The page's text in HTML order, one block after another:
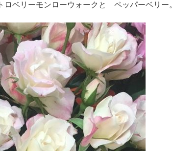
ベリーモンローウォークと ペッパーベリー。